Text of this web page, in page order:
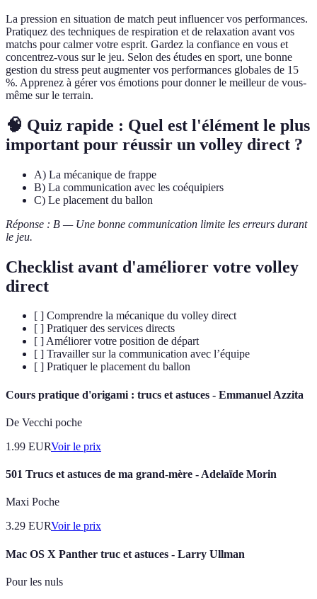
La pression en situation de match peut influencer vos performances.
Pratiquez des techniques de respiration et de relaxation avant vos
matchs pour calmer votre esprit. Gardez la confiance en vous et
concentrez-vous sur le jeu. Selon des études en sport, une bonne
gestion du stress peut augmenter vos performances globales de 15
%. Apprenez à gérer vos émotions pour donner le meilleur de vous-
même sur le terrain.
🧠 Quiz rapide : Quel est l'élément le plus
important pour réussir un volley direct ?
A) La mécanique de frappe
B) La communication avec les coéquipiers
C) Le placement du ballon
Réponse : B — Une bonne communication limite les erreurs durant
le jeu.
Checklist avant d'améliorer votre volley
direct
[ ] Comprendre la mécanique du volley direct
[ ] Pratiquer des services directs
[ ] Améliorer votre position de départ
[ ] Travailler sur la communication avec l’équipe
[ ] Pratiquer le placement du ballon
Cours pratique d'origami : trucs et astuces - Emmanuel Azzita
De Vecchi poche
1.99 EURVoir le prix
501 Trucs et astuces de ma grand-mère - Adelaïde Morin
Maxi Poche
3.29 EURVoir le prix
Mac OS X Panther truc et astuces - Larry Ullman
Pour les nuls